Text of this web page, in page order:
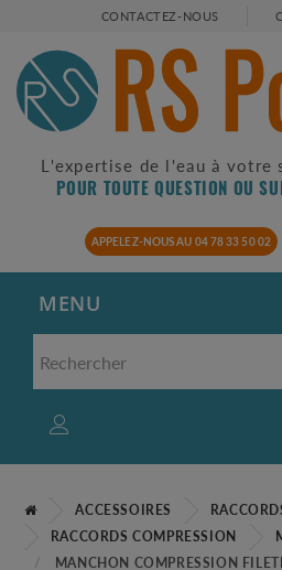
CONTACTEZ-NOUS
L'expertise de l'eau à votre
POUR TOUTE QUESTION OU
APPELEZ-NOUS AU 04 78 33 50 02
MENU
ACCESSOIRES
RACCORDS COMPRESSION
MANCHON COMPRESSION